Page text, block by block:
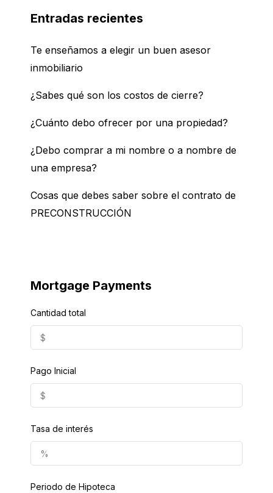
Entradas recientes
Te enseñamos a elegir un buen asesor
inmobiliario
¿Sabes qué son los costos de cierre?
¿Cuánto debo ofrecer por una propiedad?
¿Debo comprar a mi nombre o a nombre de
una empresa?
Cosas que debes saber sobre el contrato de
PRECONSTRUCCIÓN
Mortgage Payments
Cantidad total
Pago Inicial
Tasa de interés
Periodo de Hipoteca